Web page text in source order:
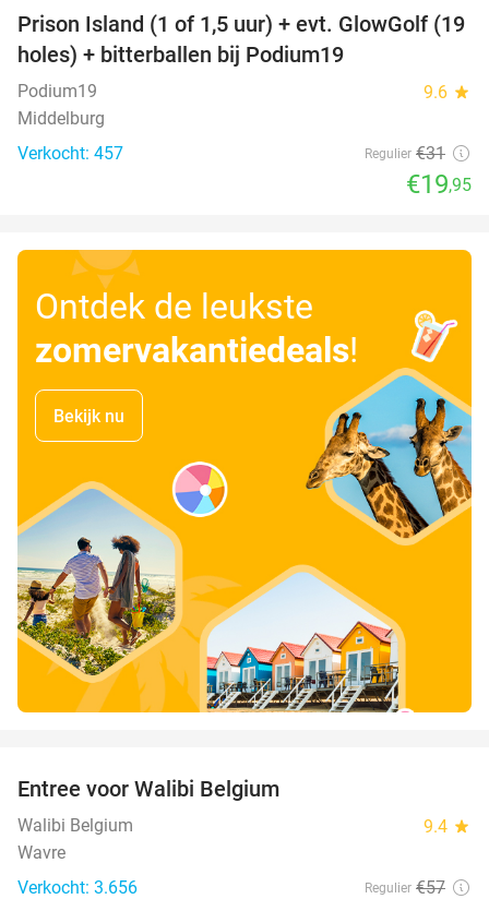
36%
Prison Island (1 of 1,5 uur) + evt. GlowGolf (19
holes) + bitterballen bij Podium19
Podium19 9.6 star
Middelburg
Verkocht: 457
Regulier €31
€19,95
Ontdek de leukste
zomervakantiedeals!
Bekijk nu
Entree voor Walibi Belgium
Walibi Belgium 9.4 star
Wavre
Verkocht: 3.656
Regulier €57